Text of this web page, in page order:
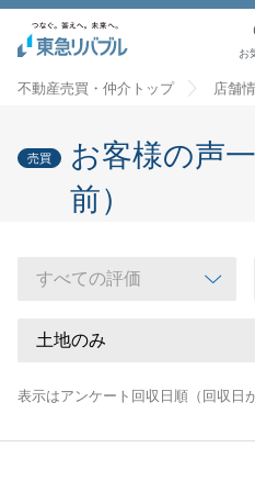
お
不動産売買・仲介トップ 店舗
売買
お客様の声
前）
表示はアンケート回収日順（回収日